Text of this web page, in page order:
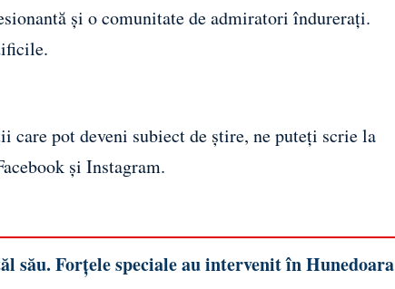
și o comunitate de admiratori îndurerați.
pot deveni subiect de știre, ne puteți scrie la
și Instagram.
său. Forțele speciale au intervenit în Hunedoara